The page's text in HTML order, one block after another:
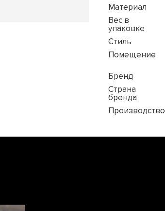
Материал
Вес в
упаковке
Стиль
Помещение
Бренд
Страна
бренда
Производство